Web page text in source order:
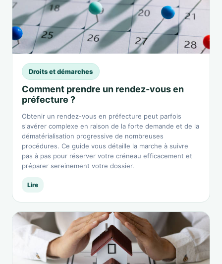
Droits et démarches
Comment prendre un rendez-vous en
préfecture ?
Obtenir un rendez-vous en préfecture peut parfois
s'avérer complexe en raison de la forte demande et de la
dématérialisation progressive de nombreuses
procédures. Ce guide vous détaille la marche à suivre
pas à pas pour réserver votre créneau efficacement et
préparer sereinement votre dossier.
Lire